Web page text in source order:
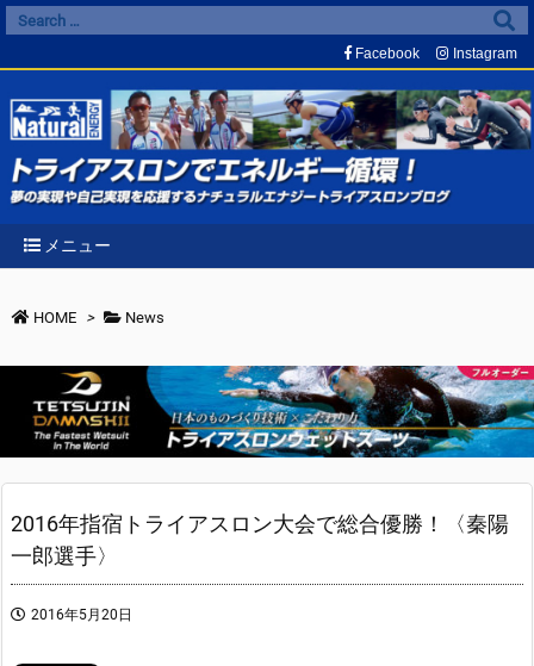
メニュー
Facebook Instagram
HOME > News
2016年指宿トライアスロン大会で総合優勝！〈秦陽
一郎選手〉
2016年5月20日